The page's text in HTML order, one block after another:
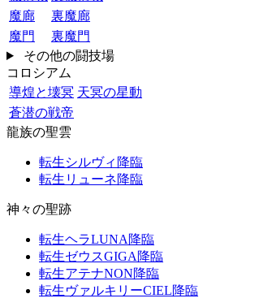
魔廊
裏魔廊
魔門
裏魔門
その他の闘技場
コロシアム
導煌と壊冥 天冥の星動
蒼潜の戦帝
龍族の聖雲
転生シルヴィ降臨
転生リューネ降臨
神々の聖跡
転生ヘラLUNA降臨
転生ゼウスGIGA降臨
転生アテナNON降臨
転生ヴァルキリーCIEL降臨